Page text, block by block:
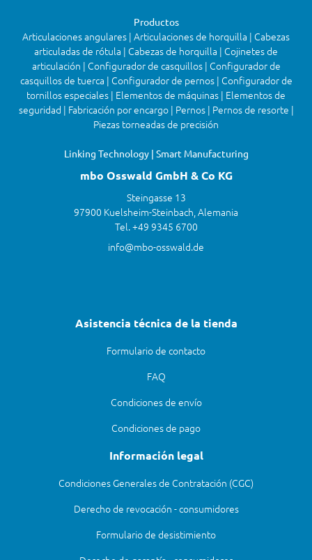
Productos
Articulaciones angulares | Articulaciones de horquilla | Cabezas
articuladas de rótula | Cabezas de horquilla | Cojinetes de
articulación | Configurador de casquillos | Configurador de
casquillos de tuerca | Configurador de pernos | Configurador de
tornillos especiales | Elementos de máquinas | Elementos de
seguridad | Fabricación por encargo | Pernos | Pernos de resorte |
Piezas torneadas de precisión
Linking Technology | Smart Manufacturing
mbo Osswald GmbH & Co KG
Steingasse 13
97900 Kuelsheim-Steinbach, Alemania
Tel. +49 9345 6700
info@mbo-osswald.de
Asistencia técnica de la tienda
Formulario de contacto
FAQ
Condiciones de envío
Condiciones de pago
Información legal
Condiciones Generales de Contratación (CGC)
Derecho de revocación - consumidores
Formulario de desistimiento